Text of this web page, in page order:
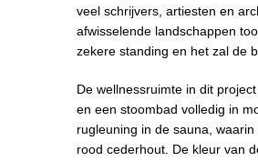
veel schrijvers, artiesten en
afwisselende landschappen
zekere standing en het zal de
De wellnessruimte in dit
en een stoombad volledig in
rugleuning in de sauna,
rood cederhout. De kleur van